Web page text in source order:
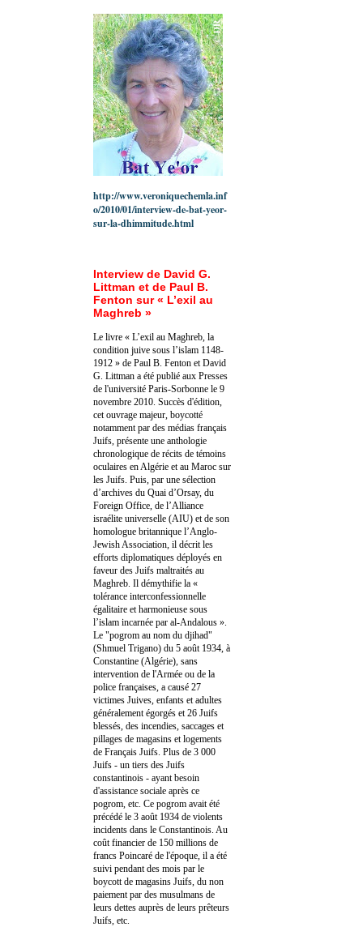
http://www.veroniquechemla.inf
o/2010/01/interview-de-bat-yeor-
sur-la-dhimmitude.html
Interview de David G.
Littman et de Paul B.
Fenton sur « L’exil au
Maghreb »
Le livre « L’exil au Maghreb, la
condition juive sous l’islam 1148-
1912 » de Paul B. Fenton et David
G. Littman a été publié aux Presses
de l'université Paris-Sorbonne le 9
novembre 2010. Succès d'édition,
cet ouvrage majeur, boycotté
notamment par des médias français
Juifs, présente une anthologie
chronologique de récits de témoins
oculaires en Algérie et au Maroc sur
les Juifs. Puis, par une sélection
d’archives du Quai d’Orsay, du
Foreign Office, de l’Alliance
israélite universelle (AIU) et de son
homologue britannique l’Anglo-
Jewish Association, il décrit les
efforts diplomatiques déployés en
faveur des Juifs maltraités au
Maghreb. Il démythifie la «
tolérance interconfessionnelle
égalitaire et harmonieuse sous
l’islam incarnée par al-Andalous ».
Le "pogrom au nom du djihad"
(Shmuel Trigano) du 5 août 1934, à
Constantine (Algérie), sans
intervention de l'Armée ou de la
police françaises, a causé 27
victimes Juives, enfants et adultes
généralement égorgés et 26 Juifs
blessés, des incendies, saccages et
pillages de magasins et logements
de Français Juifs. Plus de 3 000
Juifs - un tiers des Juifs
constantinois - ayant besoin
d'assistance sociale après ce
pogrom, etc. Ce pogrom avait été
précédé le 3 août 1934 de violents
incidents dans le Constantinois. Au
coût financier de 150 millions de
francs Poincaré de l'époque, il a été
suivi pendant des mois par le
boycott de magasins Juifs, du non
paiement par des musulmans de
leurs dettes auprès de leurs prêteurs
Juifs, etc.